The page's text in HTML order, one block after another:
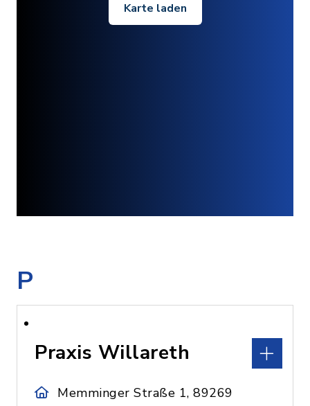
Karte laden
P
Praxis Willareth
Memminger Straße 1, 89269